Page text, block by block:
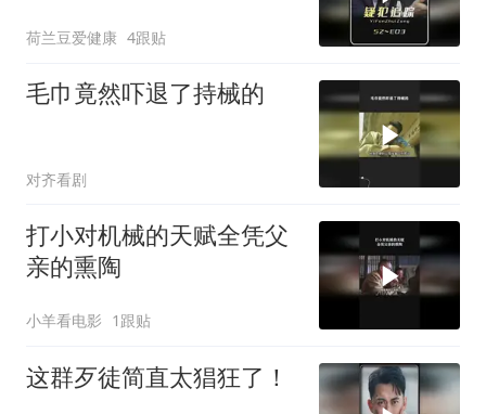
荷兰豆爱健康 4跟贴
毛巾竟然吓退了持械的
对齐看剧
打小对机械的天赋全凭父
亲的熏陶
小羊看电影 1跟贴
这群歹徒简直太猖狂了！